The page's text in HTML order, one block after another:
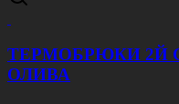
ТЕРМОБРЮКИ 2Й
ОЛИВА